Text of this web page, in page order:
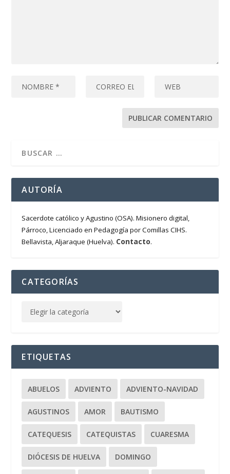
AUTORÍA
Sacerdote católico y Agustino (OSA). Misionero digital,
Párroco, Licenciado en Pedagogía por Comillas CIHS.
Bellavista, Aljaraque (Huelva). Contacto.
CATEGORÍAS
ETIQUETAS
ABUELOS ADVIENTO ADVIENTO-NAVIDAD
AGUSTINOS AMOR BAUTISMO
CATEQUESIS CATEQUISTAS CUARESMA
DIÓCESIS DE HUELVA DOMINGO